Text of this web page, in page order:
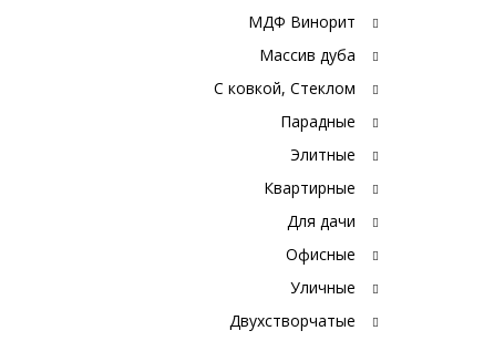
МДФ Винорит
Массив дуба
С ковкой, Стеклом
Парадные
Элитные
Квартирные
Для дачи
Офисные
Уличные
Двухстворчатые